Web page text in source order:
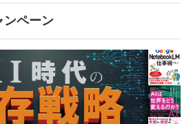
ンペーン